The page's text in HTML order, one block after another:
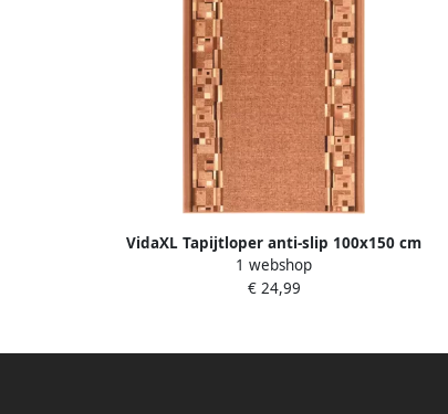
VidaXL Tapijtloper anti-slip 100x150 cm
bruin
1 webshop
€ 24,99